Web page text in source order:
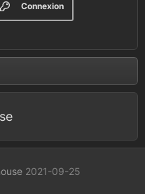
Connexion
2021-09-25